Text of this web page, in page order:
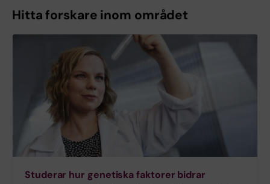
Hitta forskare inom området
Studerar hur genetiska faktorer bidrar